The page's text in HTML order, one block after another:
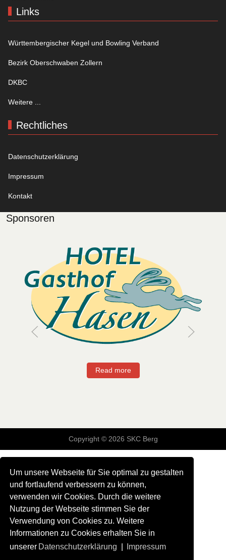
Um unsere Webseite für Sie optimal zu gestalten
und fortlaufend verbessern zu können,
verwenden wir Cookies. Durch die weitere
Nutzung der Webseite stimmen Sie der
Verwendung von Cookies zu. Weitere
Informationen zu Cookies erhalten Sie in
unserer Datenschutzerklärung Impressum
Links
Württembergischer Kegel und Bowling Verband
Bezirk Oberschwaben Zollern
DKBC
Weitere ...
Rechtliches
Datenschutzerklärung
Impressum
Kontakt
Sponsoren
Read more
Copyright © 2026 SKC Berg